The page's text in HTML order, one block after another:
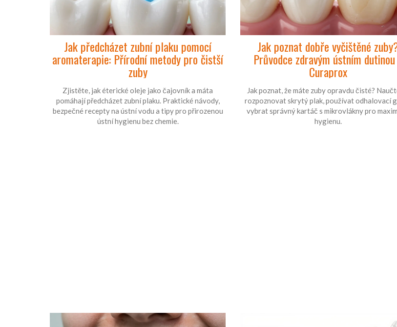
Jak předcházet zubní plaku pomocí
aromaterapie: Přírodní metody pro čistší
zuby
Zjistěte, jak éterické oleje jako čajovník a máta
pomáhají předcházet zubní plaku. Praktické návody,
bezpečné recepty na ústní vodu a tipy pro přirozenou
ústní hygienu bez chemie.
Jak poznat dobře vyčištěné
Průvodce zdravým ústním
Curaprox
Jak poznat, že máte zuby opravdu čisté?
rozpoznovat skrytý plak, používat odhalovací
vybrat správný kartáč s mikrovlákny pro
hygienu.